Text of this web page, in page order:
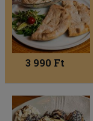
3 990 Ft